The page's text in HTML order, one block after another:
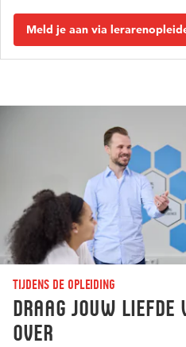
Meld je aan via
Tijdens de opleiding
Draag jouw liefde
over